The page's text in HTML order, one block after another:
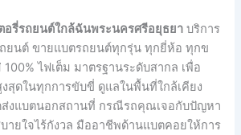
อรี่รถยนต์ใกล้ฉันพระนครศรีอยุธยา บริการ
ถยนต์ ขายแบตรถยนต์ทุกรุ่น ทุกยี่ห้อ ทุกข
ไฟเต็ม มาตรฐานระดับสากล เพื่อ
สุดในทุกการขับขี่ ดูแลในพื้นที่ใกล้เคียง
ส่งแบตนอกสถานที่ กรณีรถคุณเจอกับปัญหา
ายใจไร้กังวล มืออาชีพด้านแบตคอยให้การ